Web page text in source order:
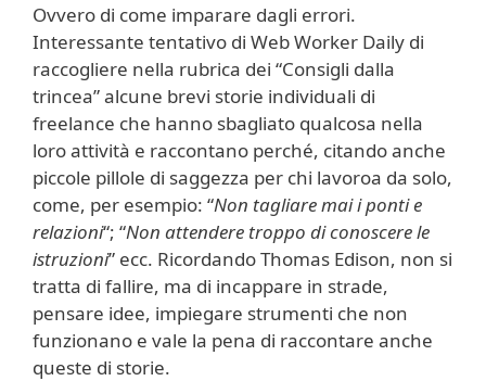
Ovvero di come imparare dagli errori.
Interessante tentativo di Web Worker Daily di
raccogliere nella rubrica dei “Consigli dalla
trincea” alcune brevi storie individuali di
freelance che hanno sbagliato qualcosa nella
loro attività e raccontano perché, citando anche
piccole pillole di saggezza per chi lavoroa da solo,
come, per esempio: “Non tagliare mai i ponti e
relazioni“; “Non attendere troppo di conoscere le
istruzioni” ecc. Ricordando Thomas Edison, non si
tratta di fallire, ma di incappare in strade,
pensare idee, impiegare strumenti che non
funzionano e vale la pena di raccontare anche
queste di storie.